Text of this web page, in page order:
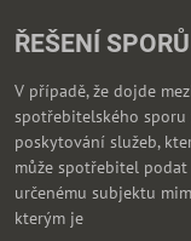
ŘEŠENÍ SPORŮ
V případě, že dojde
spotřebitelského sporu
poskytování služeb,
může spotřebitel
určenému subjektu
kterým je